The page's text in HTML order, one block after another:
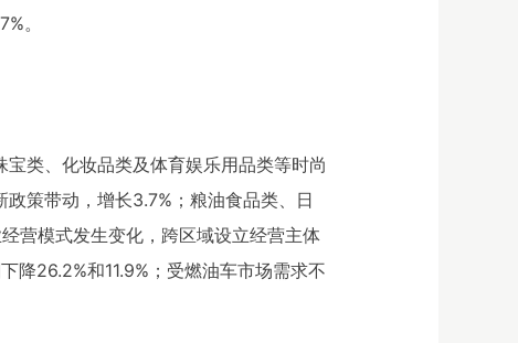
。
类、化妆品类及体育娱乐用品类等时尚
策带动，增长3.7%；粮油食品类、日
营模式发生变化，跨区域设立经营主体
降26.2%和11.9%；受燃油车市场需求不